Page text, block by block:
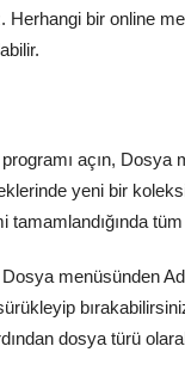
Herhangi bir online
açın, Dosya
yeni bir
menüsünden
dosya türü